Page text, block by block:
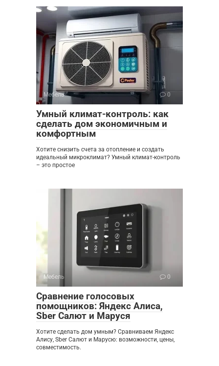
Мебель 0
Умный климат-контроль: как
сделать дом экономичным и
комфортным
Хотите снизить счета за отопление и создать
идеальный микроклимат? Умный климат-контроль
– это простое
Мебель 0
Сравнение голосовых
помощников: Яндекс Алиса,
Sber Салют и Маруся
Хотите сделать дом умным? Сравниваем Яндекс
Алису, Sber Салют и Марусю: возможности, цены,
совместимость.